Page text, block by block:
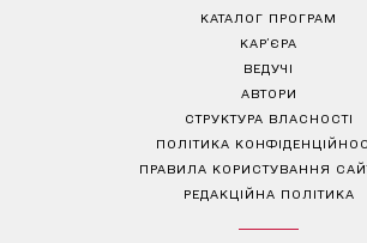
КАТАЛОГ ПРОГРАМ
КАР’ЄРА
ВЕДУЧІ
АВТОРИ
СТРУКТУРА ВЛАСНОСТІ
ПОЛІТИКА
ПРАВИЛА КОРИСТУВАННЯ
РЕДАКЦІЙНА ПОЛІТИКА